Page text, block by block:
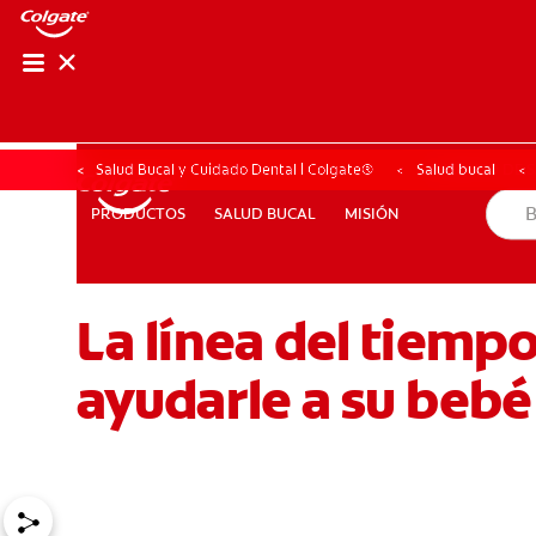
PRODUCTOS SALUD BUCAL MISIÓN
PARA PROFESIONALES AR (ES) SUSCRIBITE
PRODUCTOS SALUD BUCAL MISIÓN
CHEQUEO DE
Salud Bucal y Cuidado Dental | Colgate® Salud bucal
La línea del
ayudarle a su